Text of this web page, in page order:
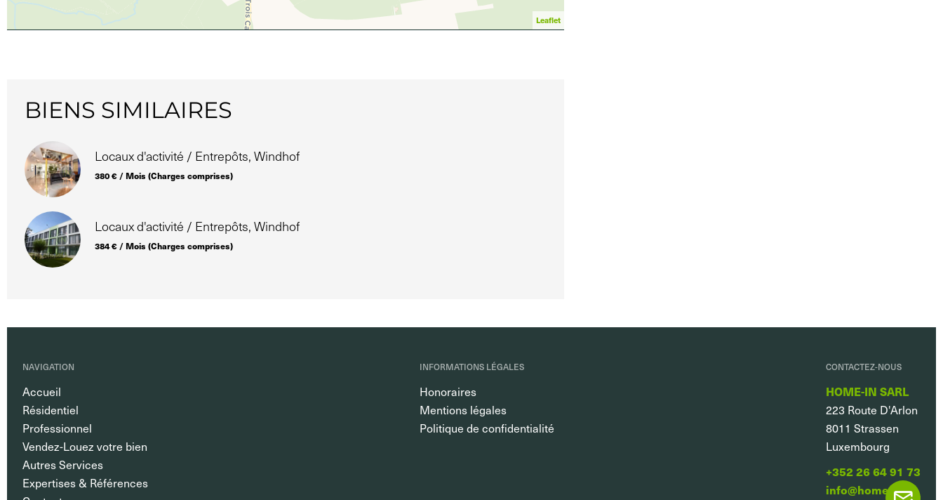
Leaflet
BIENS SIMILAIRES
Locaux d'activité / Entrepôts, Windhof
380 € / Mois (Charges comprises)
Locaux d'activité / Entrepôts, Windhof
384 € / Mois (Charges comprises)
NAVIGATION
Accueil
Résidentiel
Professionnel
Vendez-Louez votre bien
Autres Services
Expertises & Références
INFORMATIONS LÉGALES
Honoraires
Mentions légales
Politique de confidentialité
CONTACTEZ-NOUS
HOME-IN SARL
223 Route D'Arlon
8011 Strassen
Luxembourg
+352 26 64 91 73
info@home-in.lu